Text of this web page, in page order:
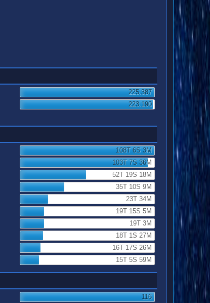
225.387
223.190
108T 6S 3M
103T 7S 36M
52T 19S 18M
35T 10S 9M
23T 34M
19T 15S 5M
19T 3M
18T 1S 27M
16T 17S 26M
15T 5S 59M
116